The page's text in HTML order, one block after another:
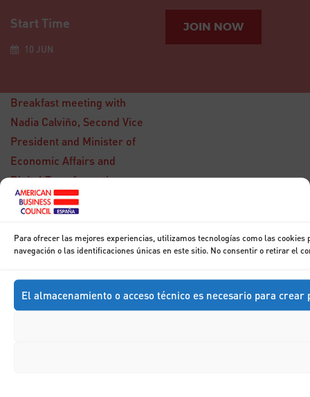
Para ofrecer las mejores experiencias, utilizamos tecnologías como las
navegación o las identificaciones únicas en este sitio. No consentir o retirar el
El almacenamiento o acceso técnico es necesario para
Start Time
10 JUN
JOIN NOW
Breakfast meeting with
Nadia Calviño, Second Vice
President and Minister of
Economic Affairs and
Digital Transformation
Don Francisco
Marhuenda